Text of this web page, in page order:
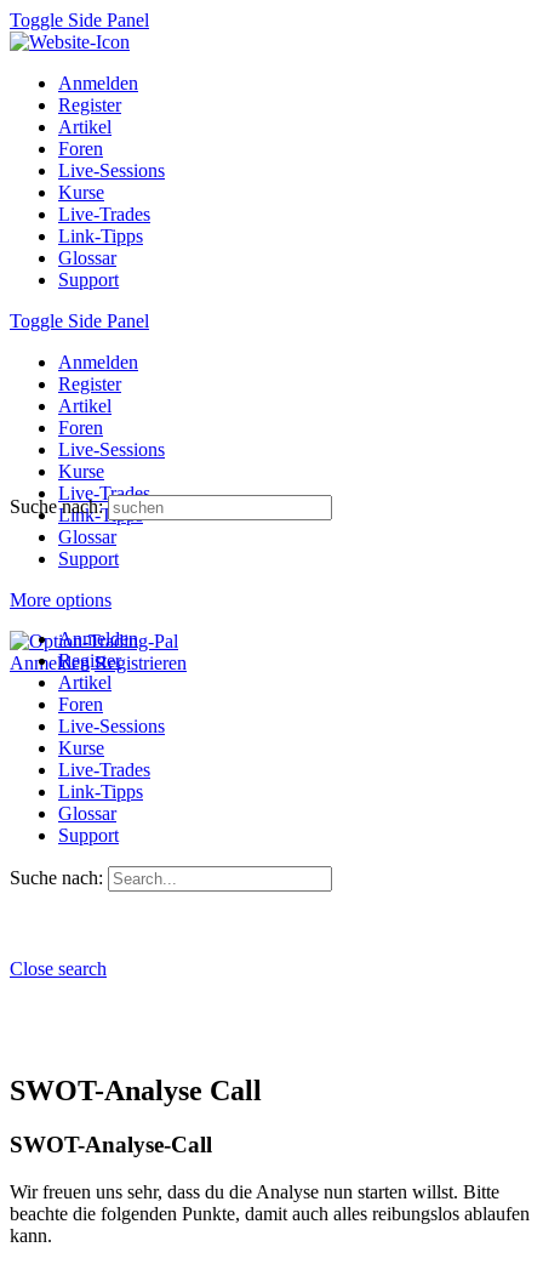
Toggle Side Panel
Anmelden
Register
Artikel
Foren
Live-Sessions
Kurse
Live-Trades
Link-Tipps
Glossar
Support
Toggle Side Panel
Anmelden
Register
Artikel
Foren
Live-Sessions
Kurse
Live-Trades
Link-Tipps
Glossar
Support
More options
Anmelden Registrieren
Suche nach:
Anmelden
Register
Artikel
Foren
Live-Sessions
Kurse
Live-Trades
Link-Tipps
Glossar
Support
Suche nach:
Close search
SWOT-Analyse Call
SWOT-Analyse-Call
Wir freuen uns sehr, dass du die Analyse nun starten willst. Bitte
beachte die folgenden Punkte, damit auch alles reibungslos ablaufen
kann.